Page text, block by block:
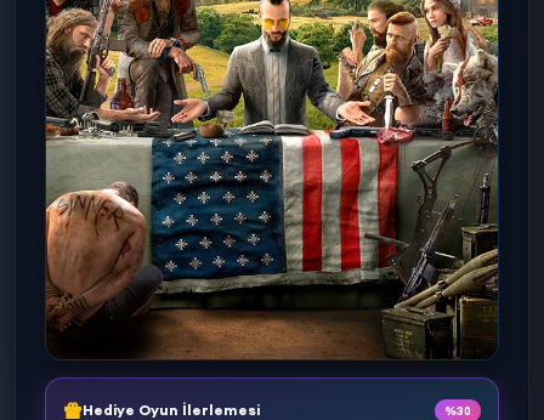
Hediye Oyun İlerlemesi %30